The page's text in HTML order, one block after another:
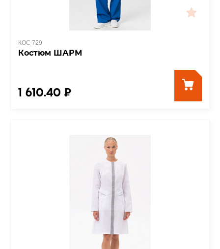
КОС 729
Костюм ШАРМ
1 610.40 ₽